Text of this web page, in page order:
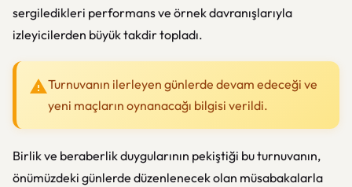
sergiledikleri performans ve örnek davranışlarıyla
izleyicilerden büyük takdir topladı.
Turnuvanın ilerleyen günlerde devam edeceği ve
yeni maçların oynanacağı bilgisi verildi.
Birlik ve beraberlik duygularının pekiştiği bu turnuvanın,
önümüzdeki günlerde düzenlenecek olan müsabakalarla